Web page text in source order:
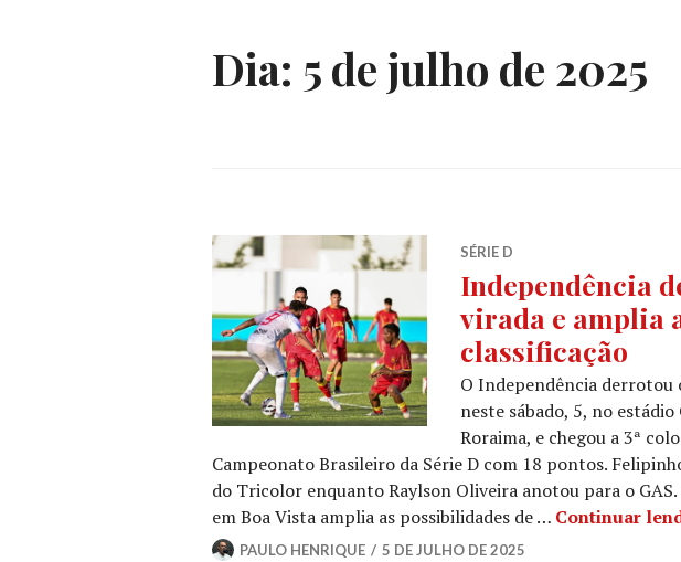
Dia: 5 de julho de 2025
SÉRIE D
Independência
virada e amplia
classificação
O Independência derrotou
neste sábado, 5, no
Roraima, e chegou a 3ª
Campeonato Brasileiro da Série D com 18 pontos.
do Tricolor enquanto Raylson Oliveira anotou para o
em Boa Vista amplia as possibilidades de … Continuar
PAULO HENRIQUE 5 DE JULHO DE 2025